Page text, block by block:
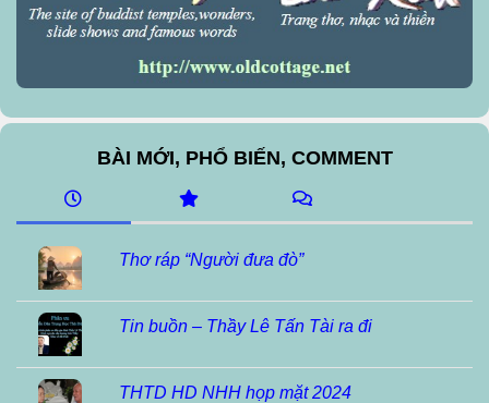
BÀI MỚI, PHỔ BIẾN, COMMENT
Thơ ráp “Người đưa đò”
Tin buồn – Thầy Lê Tấn Tài ra đi
THTD HD NHH họp mặt 2024